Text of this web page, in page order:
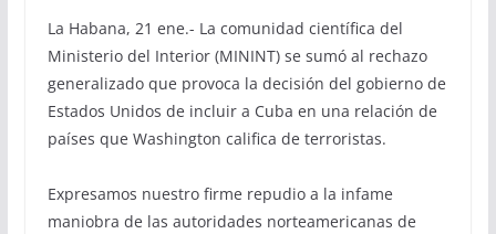
La Habana, 21 ene.- La comunidad científica del
Ministerio del Interior (MININT) se sumó al rechazo
generalizado que provoca la decisión del gobierno de
Estados Unidos de incluir a Cuba en una relación de
países que Washington califica de terroristas.
Expresamos nuestro firme repudio a la infame
maniobra de las autoridades norteamericanas de